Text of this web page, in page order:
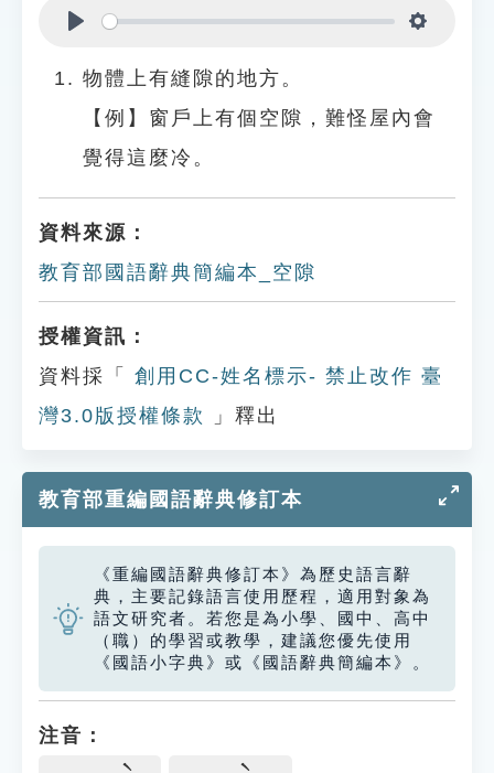
物體上有縫隙的地方。
【例】窗戶上有個空隙，難怪屋內會
覺得這麼冷。
資料來源：
教育部國語辭典簡編本_空隙
授權資訊：
資料採「
創用CC-姓名標示- 禁止改作 臺
灣3.0版授權條款
」釋出
教育部重編國語辭典修訂本
《重編國語辭典修訂本》為歷史語言辭
典，主要記錄語言使用歷程，適用對象為
語文研究者。若您是為小學、國中、高中
（職）的學習或教學，建議您優先使用
《國語小字典》或《國語辭典簡編本》。
注音：